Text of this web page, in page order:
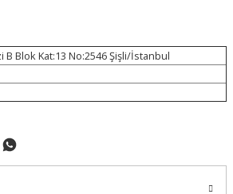
Blok Kat:13 No:2546 Şişli/İstanbul